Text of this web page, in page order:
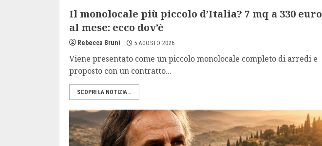
Il monolocale più piccolo d’Italia? 7 mq a 330 euro
al mese: ecco dov’è
Rebecca Bruni 5 AGOSTO 2026
Viene presentato come un piccolo monolocale completo di arredi e
proposto con un contratto...
SCOPRI LA NOTIZIA...